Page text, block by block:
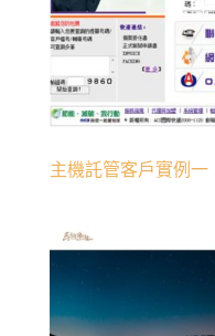
主機託管客戶實例一